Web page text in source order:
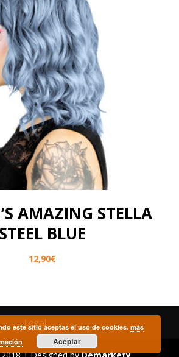
AMAZING STELLA
STEEL BLUE
12,90€
Legal
| Designed byDemarkety
este sitio aceptas el uso de cookies.más
Aceptar